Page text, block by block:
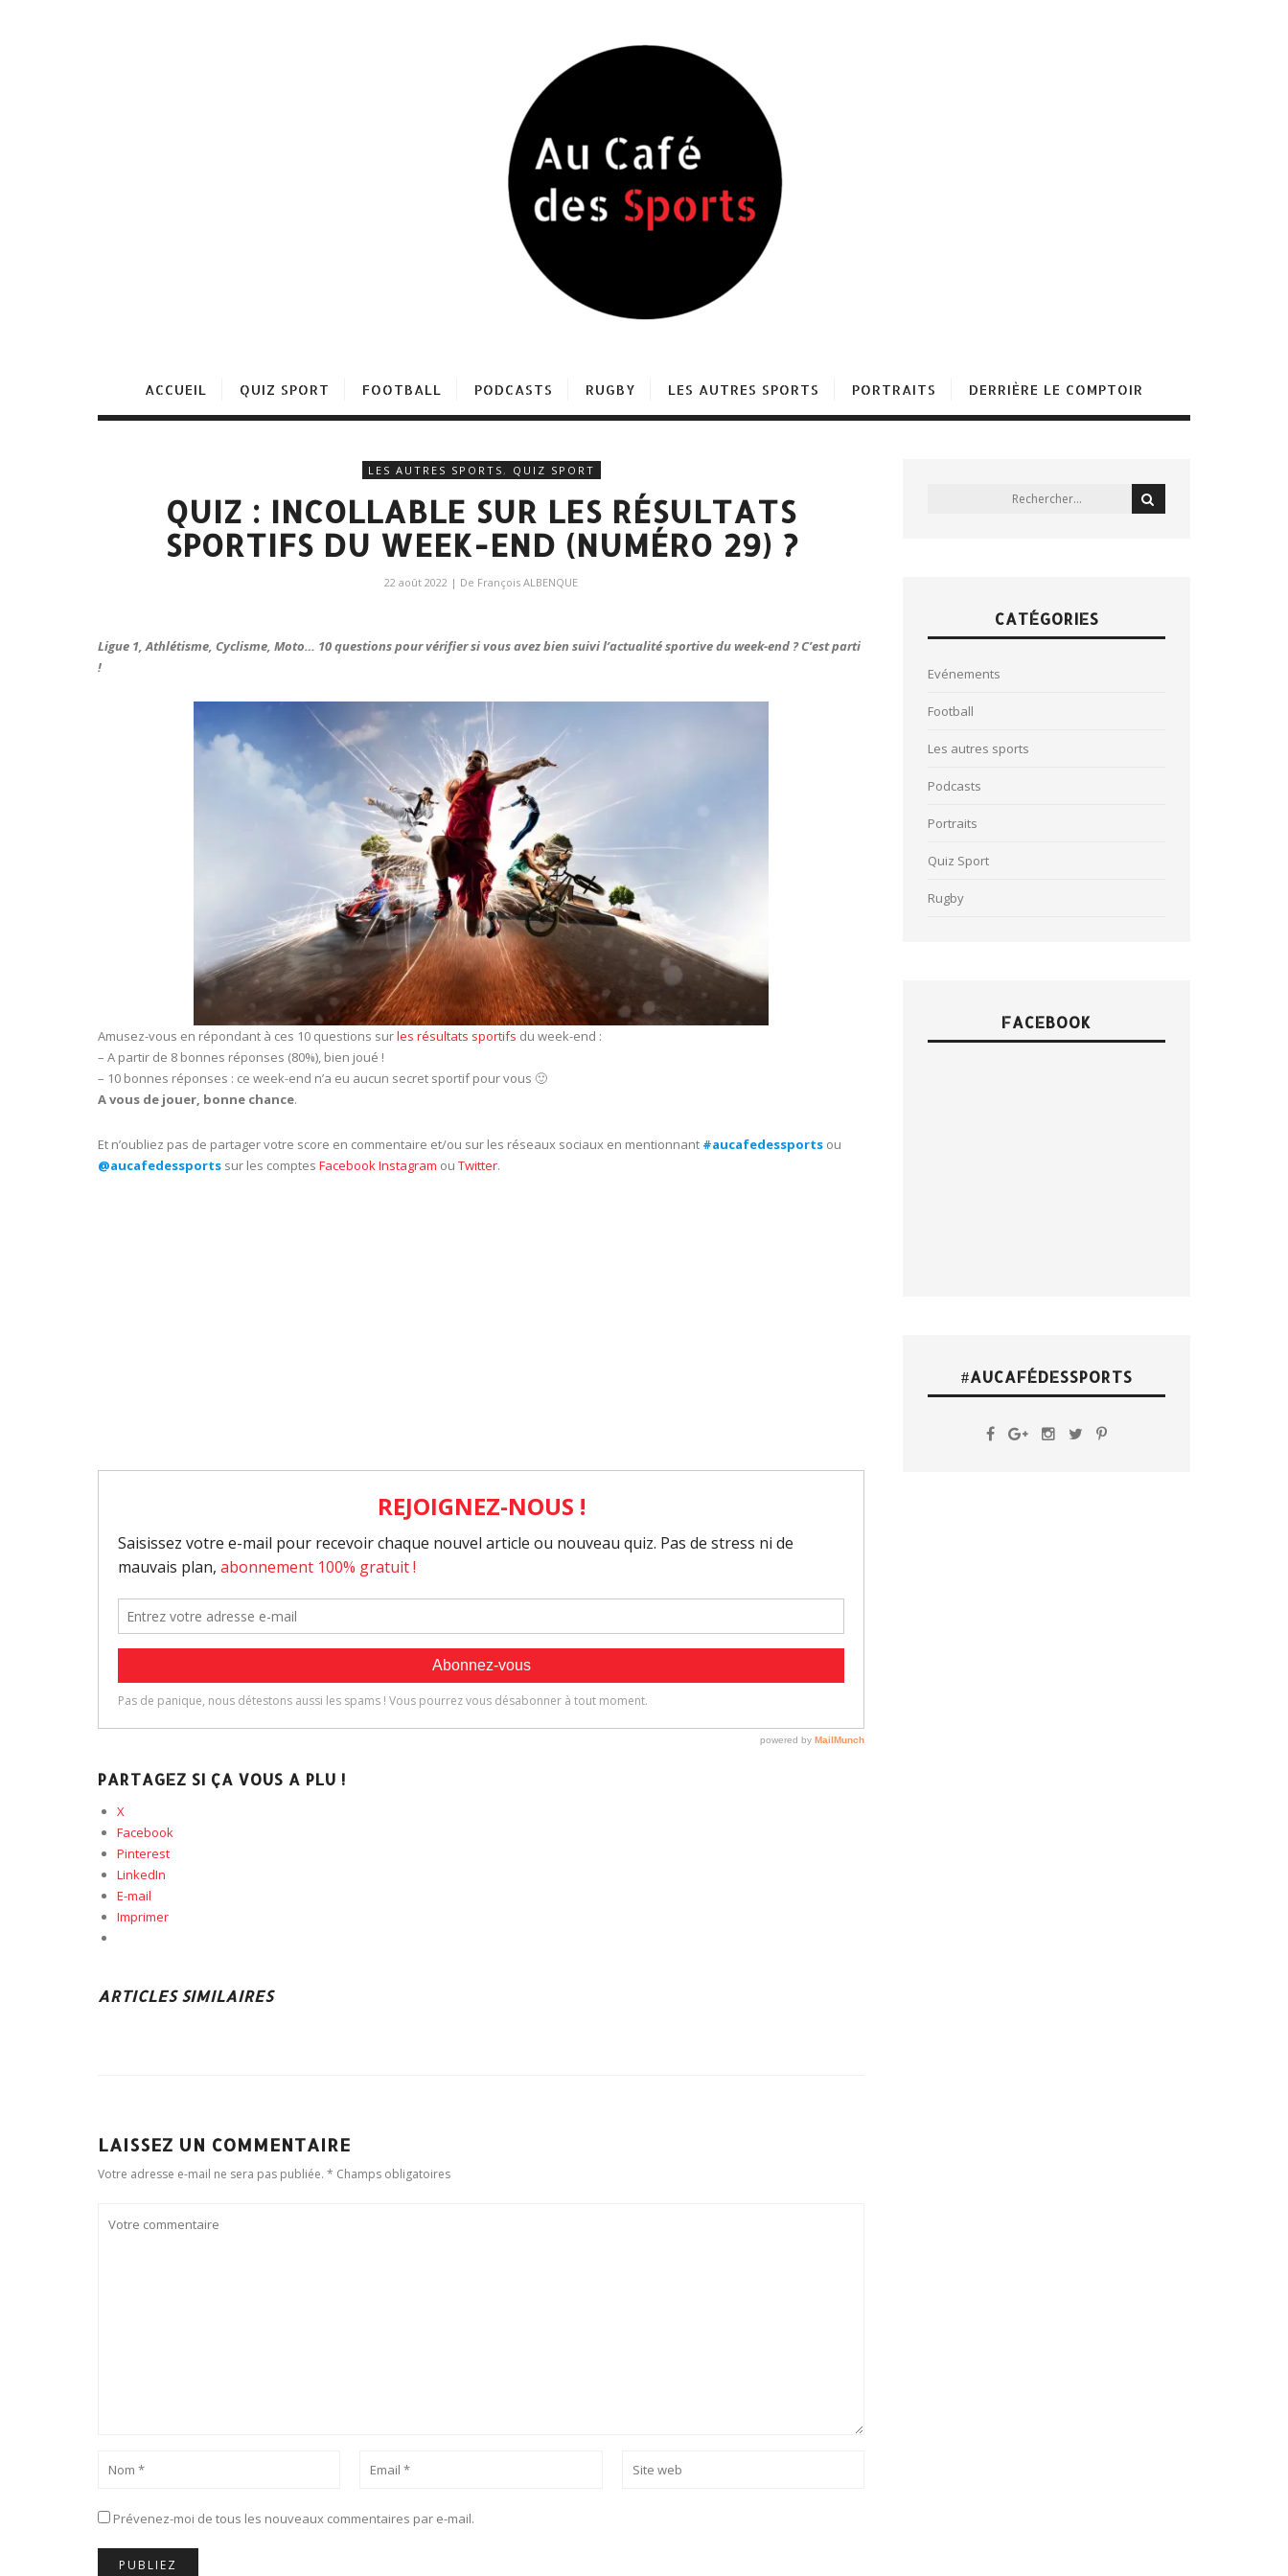
ACCUEIL QUIZ SPORT FOOTBALL PODCASTS RUGBY LES AUTRES SPORTS PORTRAITS DERRIÈRE LE COMPTOIR
LES AUTRES SPORTS , QUIZ SPORT
QUIZ : INCOLLABLE SUR LES RÉSULTATS
SPORTIFS DU WEEK-END (NUMÉRO 29) ?
22 août 2022 | De François ALBENQUE
Ligue 1, Athlétisme, Cyclisme, Moto… 10 questions pour vérifier si vous avez bien suivi l’actualité sportive du week-end ? C’est parti
!
Amusez-vous en répondant à ces 10 questions surles résultats sportifs du week-end :
– A partir de 8 bonnes réponses (80%), bien joué !
– 10 bonnes réponses : ce week-end n’a eu aucun secret sportif pour vous 🙂
A vous de jouer, bonne chance.
Et n’oubliez pas de partager votre score en commentaire et/ou sur les réseaux sociaux en mentionnant #aucafedessports ou
@aucafedessports sur les comptes FacebookInstagram ou Twitter.
PARTAGEZ SI ÇA VOUS A PLU !
X
Facebook
Pinterest
LinkedIn
E-mail
Imprimer
ARTICLES SIMILAIRES
LAISSEZ UN COMMENTAIRE
Votre adresse e-mail ne sera pas publiée. * Champs obligatoires
Prévenez-moi de tous les nouveaux commentaires par e-mail.
CATÉGORIES
Evénements
Football
Les autres sports
Podcasts
Portraits
Quiz Sport
Rugby
FACEBOOK
#AUCAFÉDESSPORTS